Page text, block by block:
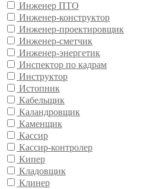
Инженер ПТО
Инженер-конструктор
Инженер-проектировщик
Инженер-сметчик
Инженер-энергетик
Инспектор по кадрам
Инструктор
Истопник
Кабельщик
Каландровщик
Каменщик
Кассир
Кассир-контролер
Кипер
Кладовщик
Клинер